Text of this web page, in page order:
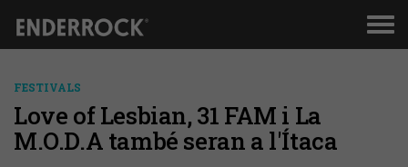
FESTIVALS
Love of Lesbian, 31 FAM i La
M.O.D.A també seran a l'Ítaca